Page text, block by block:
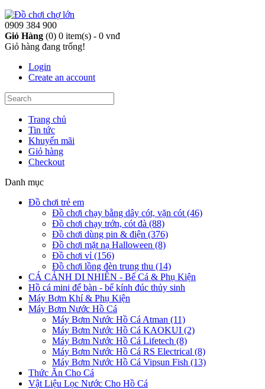
0909 384 900
Giỏ Hàng (0) 0 item(s) - 0 vnđ
Giỏ hàng đang trống!
Login
Create an account
Trang chủ
Tin tức
Khuyến mãi
Giỏ hàng
Checkout
Danh mục
Đồ chơi trẻ em
Đồ chơi chạy bằng dây cót, vặn cót (46)
Đồ chơi chạy trớn, cót đà (88)
Đồ chơi dùng pin & điện (376)
Đồ chơi mặt nạ Halloween (8)
Đồ chơi vỉ (156)
Đồ chơi lồng đèn trung thu (14)
CÁ CẢNH DI NHIÊN - Bể Cá & Phụ Kiện
Hồ cá mini để bàn - bể kính đúc thủy sinh
Máy Bơm Khí & Phụ Kiện
Máy Bơm Nước Hồ Cá
Máy Bơm Nước Hồ Cá Atman (11)
Máy Bơm Nước Hồ Cá KAOKUI (2)
Máy Bơm Nước Hồ Cá Lifetech (8)
Máy Bơm Nước Hồ Cá RS Electrical (8)
Máy Bơm Nước Hồ Cá Vipsun Fish (13)
Thức Ăn Cho Cá
Vật Liệu Lọc Nước Cho Hồ Cá